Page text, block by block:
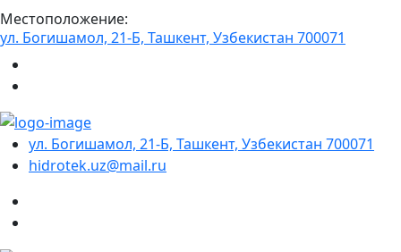
Местоположение:
ул. Богишамол, 21-Б, Ташкент, Узбекистан 700071
ул. Богишамол, 21-Б, Ташкент, Узбекистан 700071
hidrotek.uz@mail.ru